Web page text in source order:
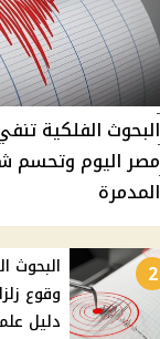
البحوث الفلكية
مصر اليوم وتحسم
المدمرة
2
البحوث
دليل